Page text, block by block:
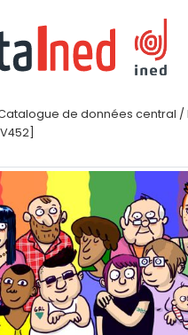
de données central /